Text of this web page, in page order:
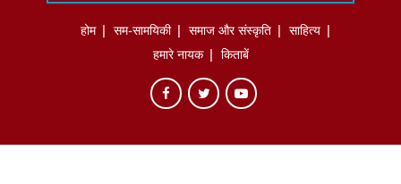
होम सम-सामयिकी समाज और संस्कृति
साहित्‍य
हमारे नायक
किताबें